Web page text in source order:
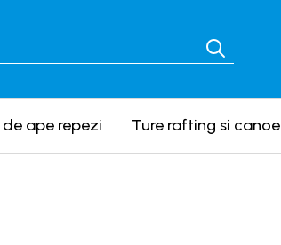
ape repezi Ture rafting si canoe